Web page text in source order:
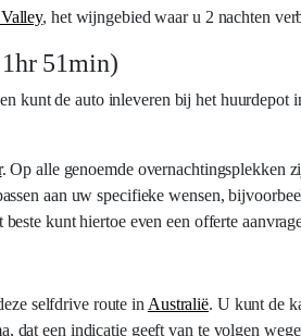
, het wijngebied waar u 2 nachten
51min)
en kunt de auto inleveren bij het huurdepot
. Op alle genoemde overnachtingsplekken
aan uw specifieke wensen,
beste kunt hiertoe even een offerte
selfdrive route in Australië. U kunt de
dat een indicatie geeft van te volgen